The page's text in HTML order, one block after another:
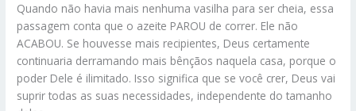
Quando não havia mais nenhuma vasilha para ser cheia, essa
passagem conta que o azeite PAROU de correr. Ele não
ACABOU. Se houvesse mais recipientes, Deus certamente
continuaria derramando mais bênçãos naquela casa, porque o
poder Dele é ilimitado. Isso significa que se você crer, Deus vai
suprir todas as suas necessidades, independente do tamanho